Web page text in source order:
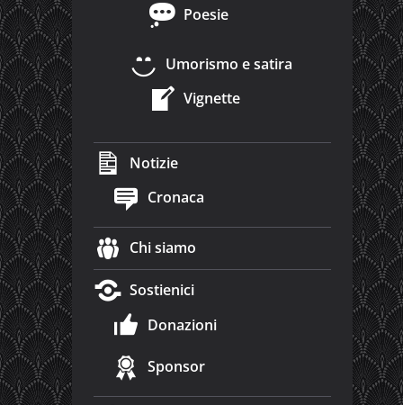
Poesie
Umorismo e satira
Vignette
Notizie
Cronaca
Chi siamo
Sostienici
Donazioni
Sponsor